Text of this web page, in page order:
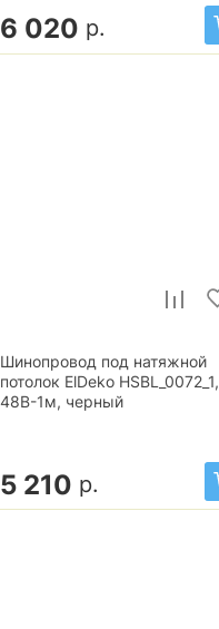
6 020 р.
Шинопровод под натяжной
потолок ElDeko HSBL_0072_1,
48В-1м, черный
5 210 р.